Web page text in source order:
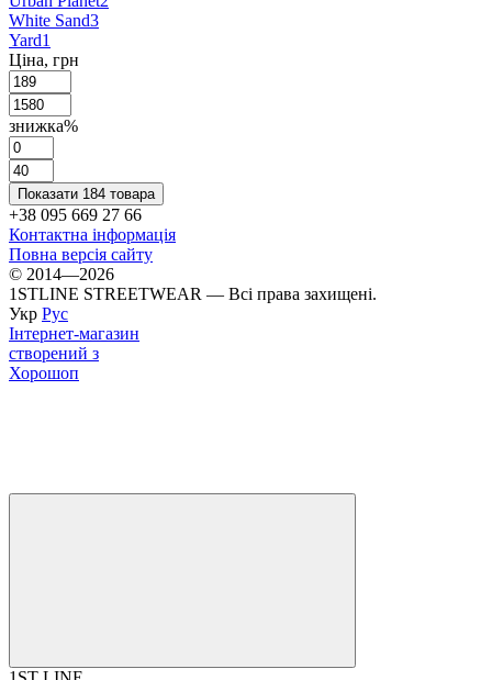
White Sand3
Yard1
Ціна, грн
знижка%
Показати 184 товара
+38 095 669 27 66
Контактна інформація
Повна версія сайту
© 2014—2026
1STLINE STREETWEAR — Всі права захищені.
Укр Рус
Інтернет-магазин
створений з
Хорошоп